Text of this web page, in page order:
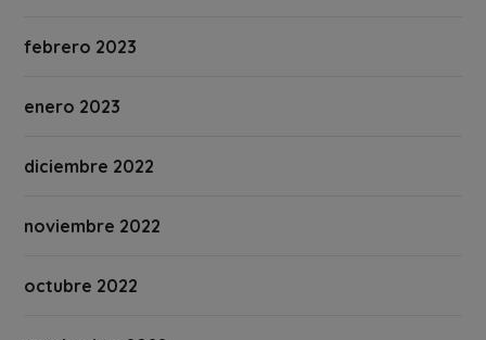
febrero 2023
enero 2023
diciembre 2022
noviembre 2022
octubre 2022